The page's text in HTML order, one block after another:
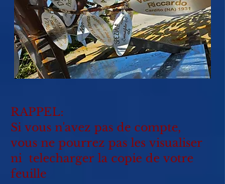
RAPPEL:
Si vous n'avez pas de compte,
vous ne pourrez pas les visualiser
ni telecharger la copie de votre
feuille